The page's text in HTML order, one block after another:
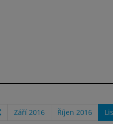
Září 2016 Říjen 2016